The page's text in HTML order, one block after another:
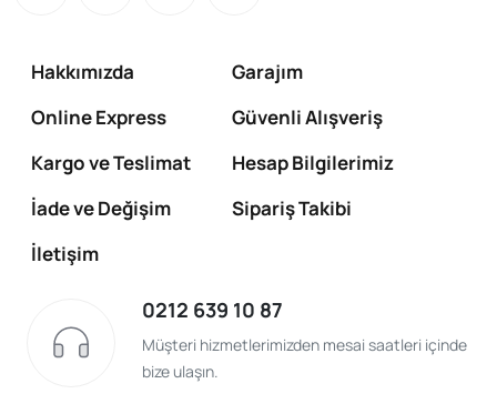
Hakkımızda
Garajım
Online Express
Güvenli Alışveriş
Kargo ve Teslimat
Hesap Bilgilerimiz
İade ve Değişim
Sipariş Takibi
İletişim
0212 639 10 87
Müşteri hizmetlerimizden mesai saatleri içinde
bize ulaşın.